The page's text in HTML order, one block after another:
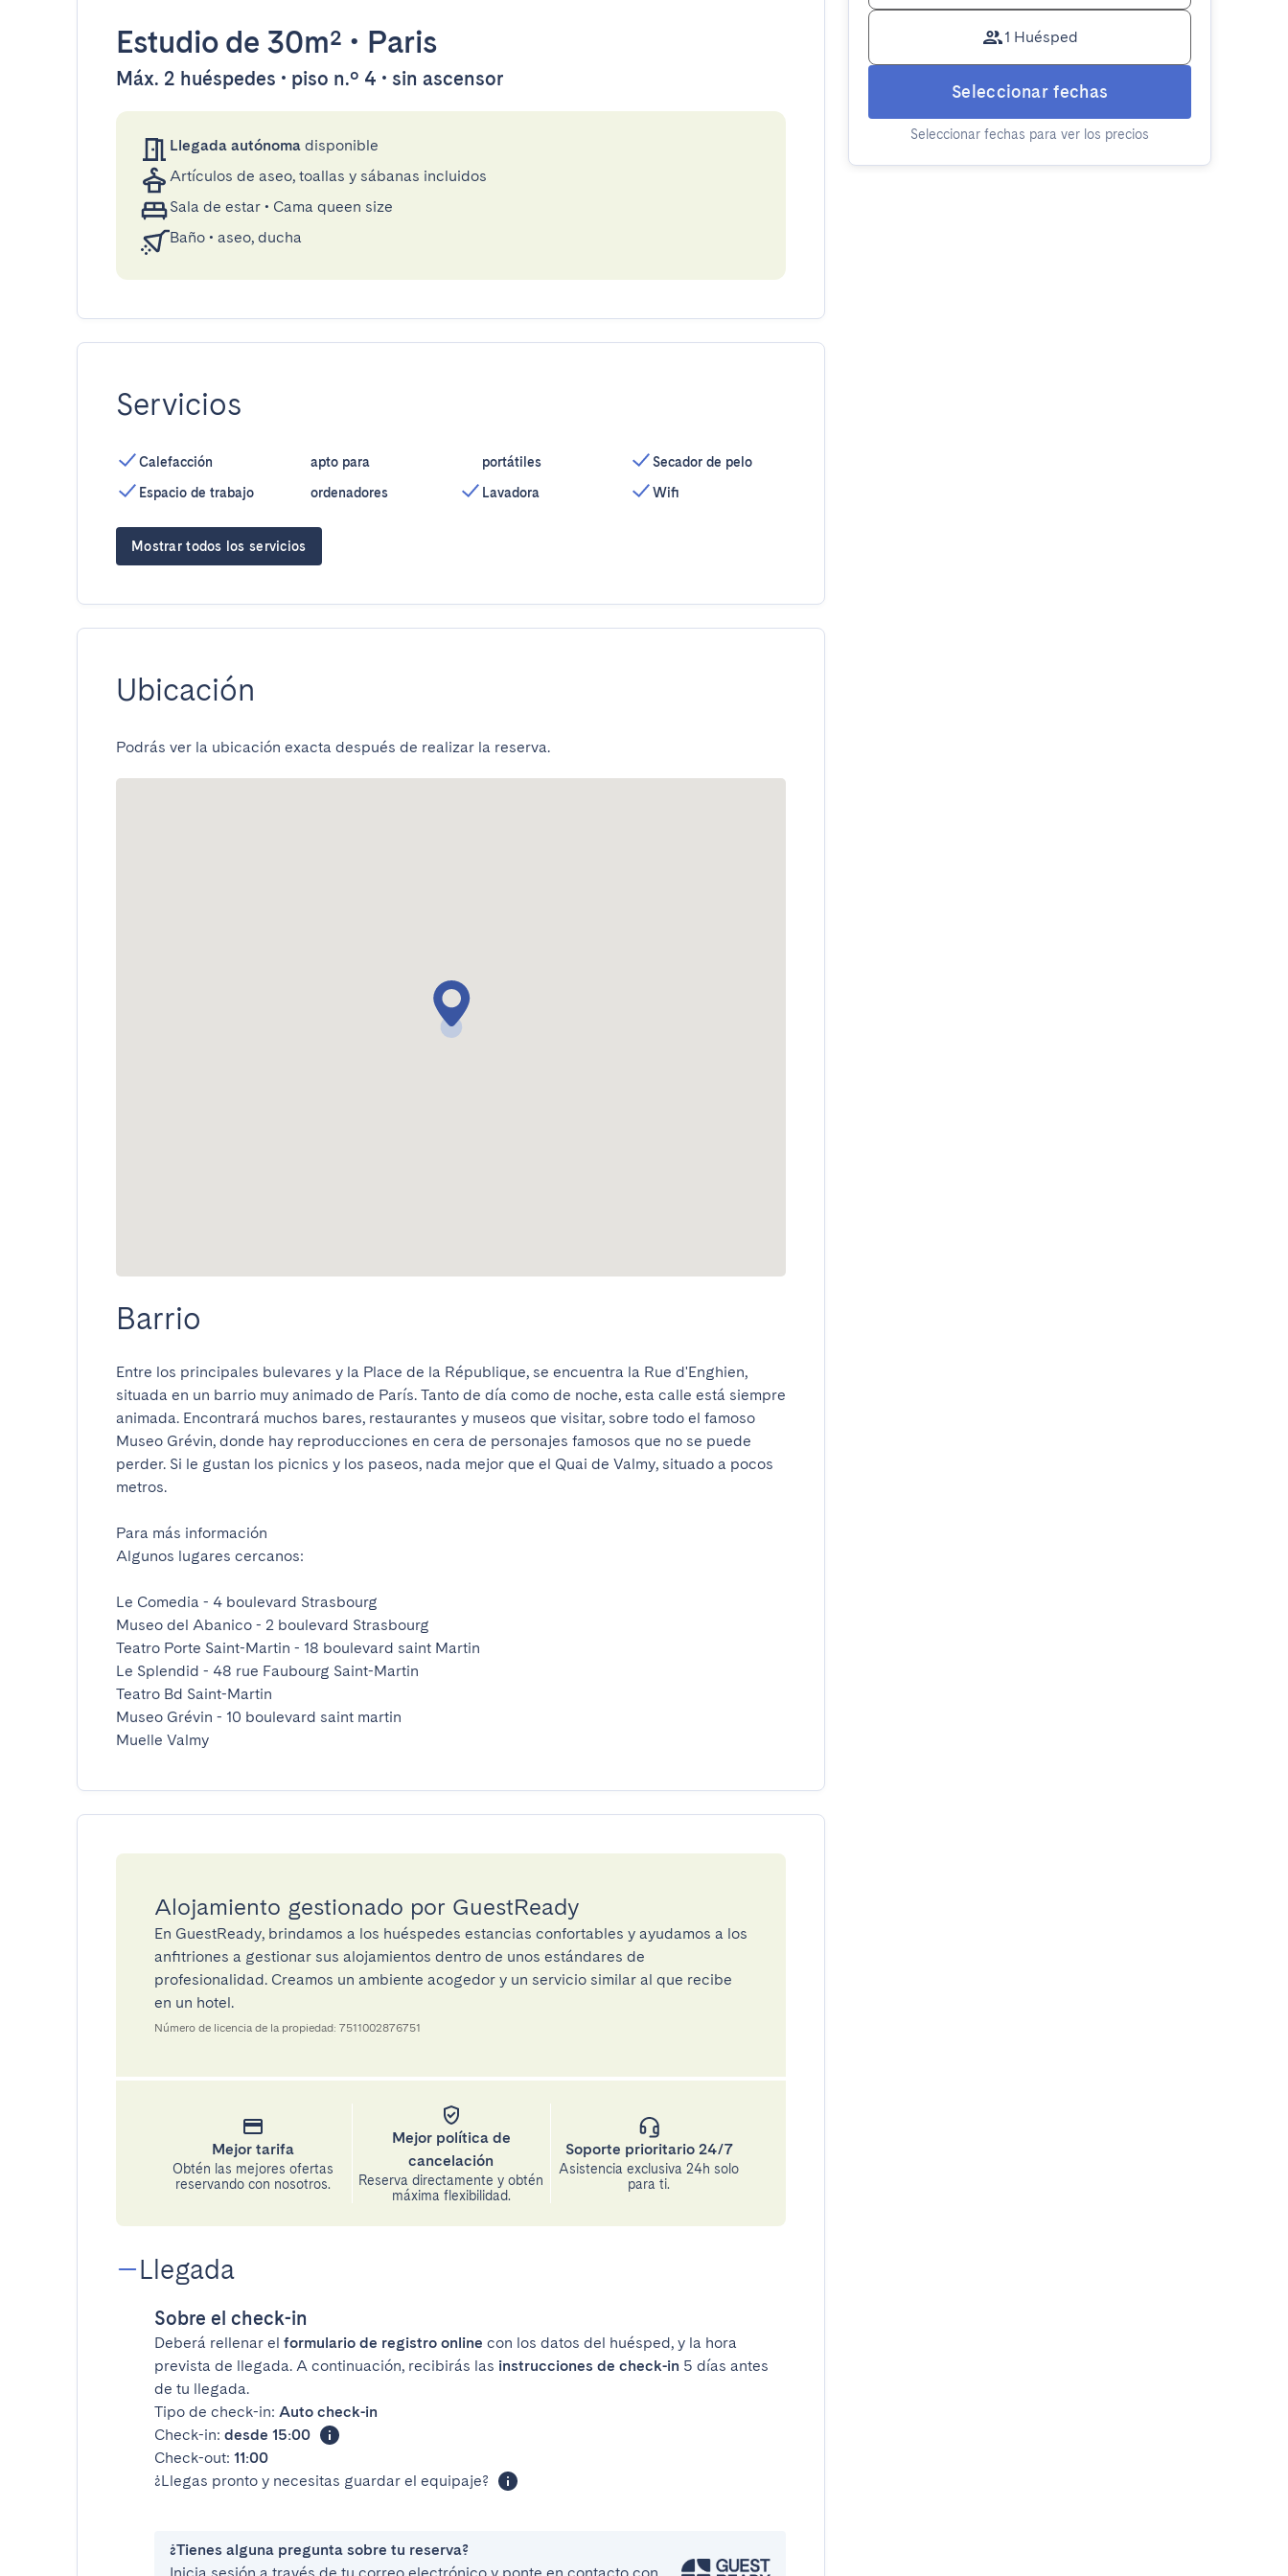
Estudio de 30m² • Paris
Máx. 2 huéspedes • piso n.º 4 • sin ascensor
Llegada autónoma disponible
Artículos de aseo, toallas y sábanas incluidos
Sala de estar • Cama queen size
Baño • aseo, ducha
Servicios
Calefacción
Espacio de trabajo
apto para
ordenadores
portátiles
Lavadora
Secador de pelo
Wifi
Mostrar todos los servicios
Ubicación
Podrás ver la ubicación exacta después de realizar la reserva.
Barrio
Entre los principales bulevares y la Place de la République, se encuentra la Rue d'Enghien,
situada en un barrio muy animado de París. Tanto de día como de noche, esta calle está siempre
animada. Encontrará muchos bares, restaurantes y museos que visitar, sobre todo el famoso
Museo Grévin, donde hay reproducciones en cera de personajes famosos que no se puede
perder. Si le gustan los picnics y los paseos, nada mejor que el Quai de Valmy, situado a pocos
metros.
Para más información
Algunos lugares cercanos:
Le Comedia - 4 boulevard Strasbourg
Museo del Abanico - 2 boulevard Strasbourg
Teatro Porte Saint-Martin - 18 boulevard saint Martin
Le Splendid - 48 rue Faubourg Saint-Martin
Teatro Bd Saint-Martin
Museo Grévin - 10 boulevard saint martin
Muelle Valmy
Alojamiento gestionado por GuestReady
En GuestReady, brindamos a los huéspedes estancias confortables y ayudamos a los
anfitriones a gestionar sus alojamientos dentro de unos estándares de
profesionalidad. Creamos un ambiente acogedor y un servicio similar al que recibe
en un hotel.
Número de licencia de la propiedad: 7511002876751
Mejor tarifa
Obtén las mejores ofertas
reservando con nosotros.
Mejor política de
cancelación
Reserva directamente y obtén
máxima flexibilidad.
Soporte prioritario 24/7
Asistencia exclusiva 24h solo
para ti.
Llegada
Sobre el check-in
Deberá rellenar el formulario de registro online con los datos del huésped, y la hora
prevista de llegada. A continuación, recibirás las instrucciones de check-in 5 días antes
de tu llegada.
Tipo de check-in: Auto check-in
Check-in: desde 15:00
Check-out: 11:00
¿Llegas pronto y necesitas guardar el equipaje?
¿Tienes alguna pregunta sobre tu reserva?
1 Huésped
Seleccionar fechas
Seleccionar fechas para ver los precios